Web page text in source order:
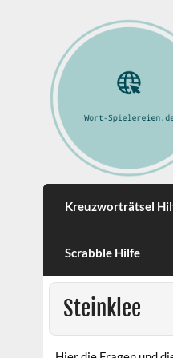
Kreuzworträtsel
Scrabble Hilfe
Steinklee